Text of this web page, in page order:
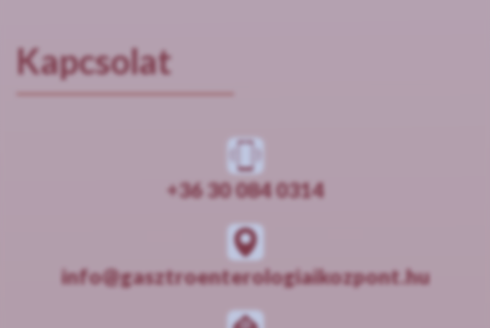
Kapcsolat
+36 30 084 0314
info@gasztroenterologiaikozpont.hu